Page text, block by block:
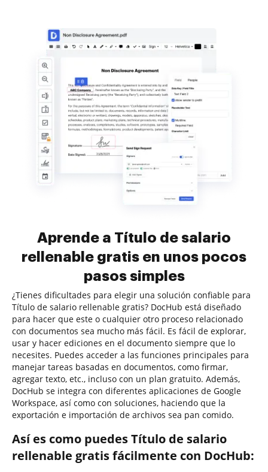
Aprende a Título de salario
rellenable gratis en unos pocos
pasos simples
¿Tienes dificultades para elegir una solución confiable para
Título de salario rellenable gratis? DocHub está diseñado
para hacer que este o cualquier otro proceso relacionado
con documentos sea mucho más fácil. Es fácil de explorar,
usar y hacer ediciones en el documento siempre que lo
necesites. Puedes acceder a las funciones principales para
manejar tareas basadas en documentos, como firmar,
agregar texto, etc., incluso con un plan gratuito. Además,
DocHub se integra con diferentes aplicaciones de Google
Workspace, así como con soluciones, haciendo que la
exportación e importación de archivos sea pan comido.
Así es como puedes Título de salario
rellenable gratis fácilmente con DocHub: